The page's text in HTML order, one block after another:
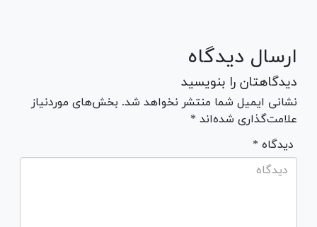
ارسال دیدگاه
دیدگاهتان را بنویسید
نشانی ایمیل شما منتشر نخواهد شد. بخش‌های موردنیاز
علامت‌گذاری شده‌اند *
* دیدگاه